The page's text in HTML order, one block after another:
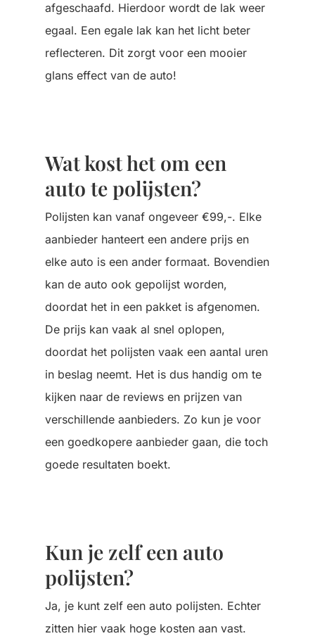
afgeschaafd. Hierdoor wordt de lak weer
egaal. Een egale lak kan het licht beter
reflecteren. Dit zorgt voor een mooier
glans effect van de auto!
Wat kost het om een
auto te polijsten?
Polijsten kan vanaf ongeveer €99,-. Elke
aanbieder hanteert een andere prijs en
elke auto is een ander formaat. Bovendien
kan de auto ook gepolijst worden,
doordat het in een pakket is afgenomen.
De prijs kan vaak al snel oplopen,
doordat het polijsten vaak een aantal uren
in beslag neemt. Het is dus handig om te
kijken naar de reviews en prijzen van
verschillende aanbieders. Zo kun je voor
een goedkopere aanbieder gaan, die toch
goede resultaten boekt.
Kun je zelf een auto
polijsten?
Ja, je kunt zelf een auto polijsten. Echter
zitten hier vaak hoge kosten aan vast.